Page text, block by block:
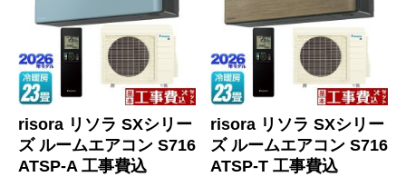
risora リソラ SXシリー
ズ ルームエアコン S716
ATSP-A 工事費込
risora リソラ SXシリー
ズ ルームエアコン S716
ATSP-T 工事費込